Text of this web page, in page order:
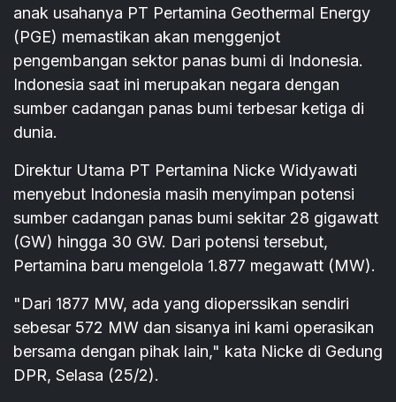
anak usahanya PT Pertamina Geothermal Energy
(PGE) memastikan akan menggenjot
pengembangan sektor panas bumi di Indonesia.
Indonesia saat ini merupakan negara dengan
sumber cadangan panas bumi terbesar ketiga di
dunia.
Direktur Utama PT Pertamina Nicke Widyawati
menyebut Indonesia masih menyimpan potensi
sumber cadangan panas bumi sekitar 28 gigawatt
(GW) hingga 30 GW. Dari potensi tersebut,
Pertamina baru mengelola 1.877 megawatt (MW).
"Dari 1877 MW, ada yang dioperssikan sendiri
sebesar 572 MW dan sisanya ini kami operasikan
bersama dengan pihak lain," kata Nicke di Gedung
DPR, Selasa (25/2).